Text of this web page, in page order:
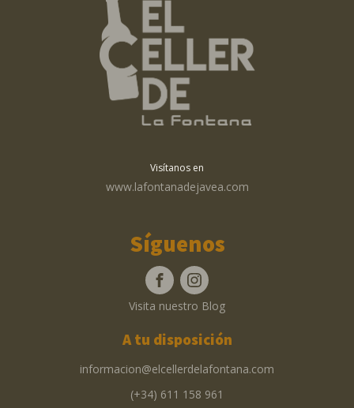
Visítanos en
www.lafontanadejavea.com
Síguenos
Visita nuestro Blog
A tu disposición
informacion@elcellerdelafontana.com
(+34) 611 158 961